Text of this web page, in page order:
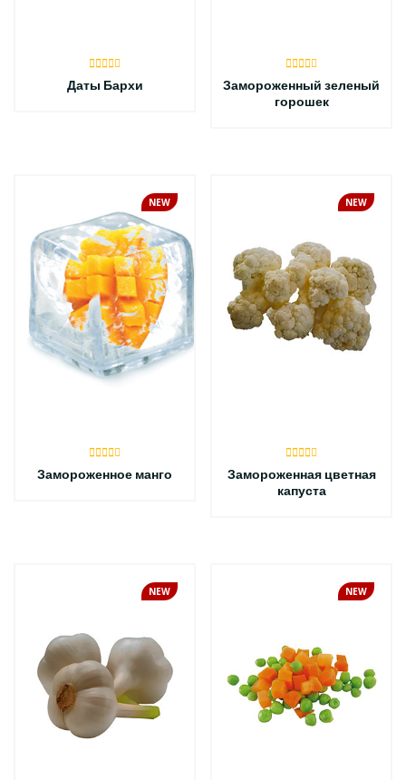
Даты Бархи
Замороженный зеленый
горошек
NEW
Замороженное манго
NEW
Замороженная цветная
капуста
NEW NEW